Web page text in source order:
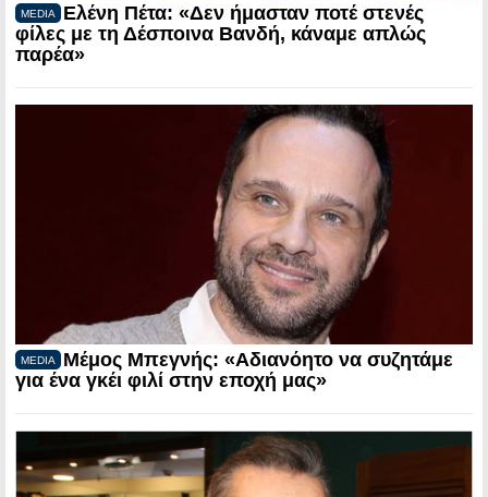
MEDIA
Ελένη Πέτα: «Δεν ήμασταν ποτέ στενές
φίλες με τη Δέσποινα Βανδή, κάναμε απλώς
παρέα»
MEDIA
Μέμος Μπεγνής: «Αδιανόητο να συζητάμε
για ένα γκέι φιλί στην εποχή μας»